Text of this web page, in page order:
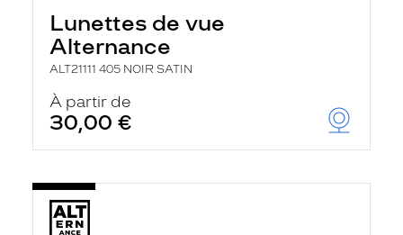
Lunettes de vue
Alternance
ALT21111 405 NOIR SATIN
À partir de
30,00 €